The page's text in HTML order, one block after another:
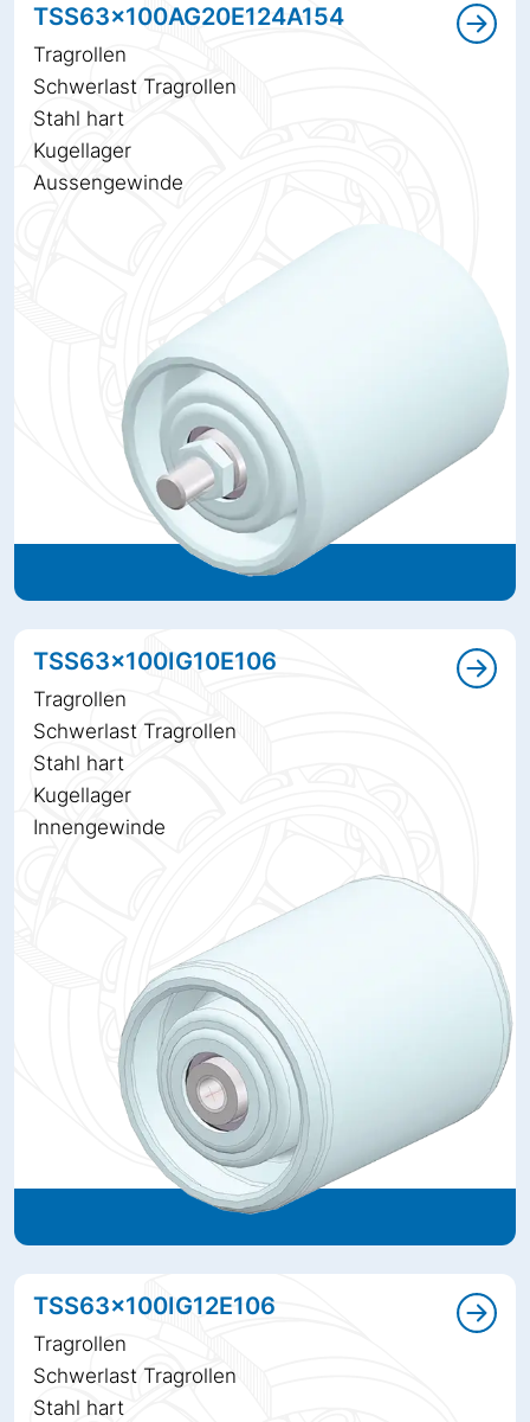
TSS63x100AG20E124A154
Tragrollen
Schwerlast Tragrollen
Stahl hart
Kugellager
Aussengewinde
TSS63x100IG10E106
Tragrollen
Schwerlast Tragrollen
Stahl hart
Kugellager
Innengewinde
TSS63x100IG12E106
Tragrollen
Schwerlast Tragrollen
Stahl hart